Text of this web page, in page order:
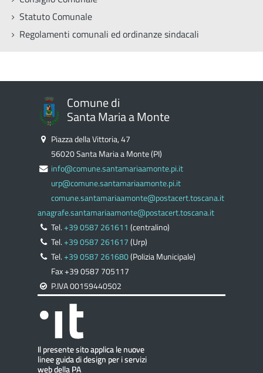
Statuto Comunale
Regolamenti comunali ed ordinanze sindacali
Comune di
Santa Maria a Monte
Piazza della Vittoria, 47
56020 Santa Maria a Monte (PI)
info@comune.santamariaamonte.pi.it
urp@comune.santamariaamonte.pi.it
comune.santamariaamonte@postacert.toscana.it
anagrafe.santamariaamonte@postacert.toscana.it
Tel.+39 0587 261611 (centralino)
Tel.+39 0587 261617(Urp)
Tel.+39 0587 261680(Polizia Municipale)
Fax +39 0587 705117
P.IVA 00159440502